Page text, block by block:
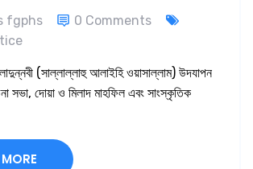
fgphs
0 Comments
(সাল্লাল্লাহু আলাইহি ওয়াসাল্লাম) উদযাপন
সভা, দোয়া ও মিলাদ মাহফিল এবং সাংস্কৃতিক